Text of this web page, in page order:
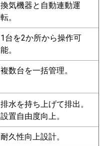
換気機器と自動連動運
転。
1台を2か所から操作可
能。
複数台を一括管理。
排水を持ち上げて排出。
設置自由度向上。
耐久性向上設計。